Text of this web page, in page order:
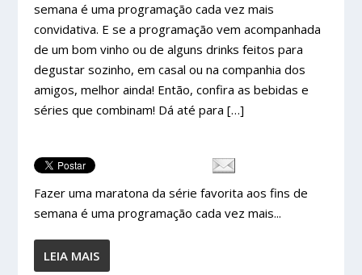
semana é uma programação cada vez mais
convidativa. E se a programação vem acompanhada
de um bom vinho ou de alguns drinks feitos para
degustar sozinho, em casal ou na companhia dos
amigos, melhor ainda! Então, confira as bebidas e
séries que combinam! Dá até para […]
Fazer uma maratona da série favorita aos fins de
semana é uma programação cada vez mais...
LEIA MAIS